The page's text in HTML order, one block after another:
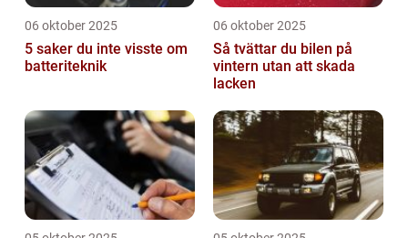
06 oktober 2025
5 saker du inte visste om
batteriteknik
06 oktober 2025
Så tvättar du bilen på
vintern utan att skada
lacken